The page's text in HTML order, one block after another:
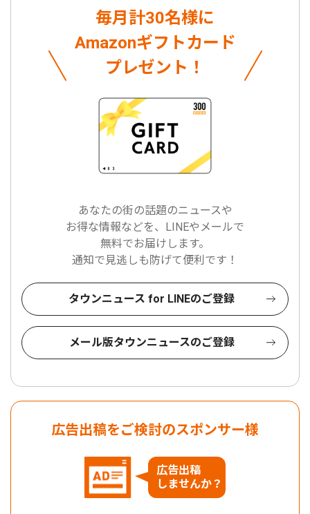
毎月計30名様に
Amazonギフトカード
プレゼント！
あなたの街の話題のニュースや
お得な情報などを、LINEやメールで
無料でお届けします。
通知で見逃しも防げて便利です！
タウンニュース for LINEのご登録
メール版タウンニュースのご登録
広告出稿をご検討のスポンサー様
広告出稿
しませんか？